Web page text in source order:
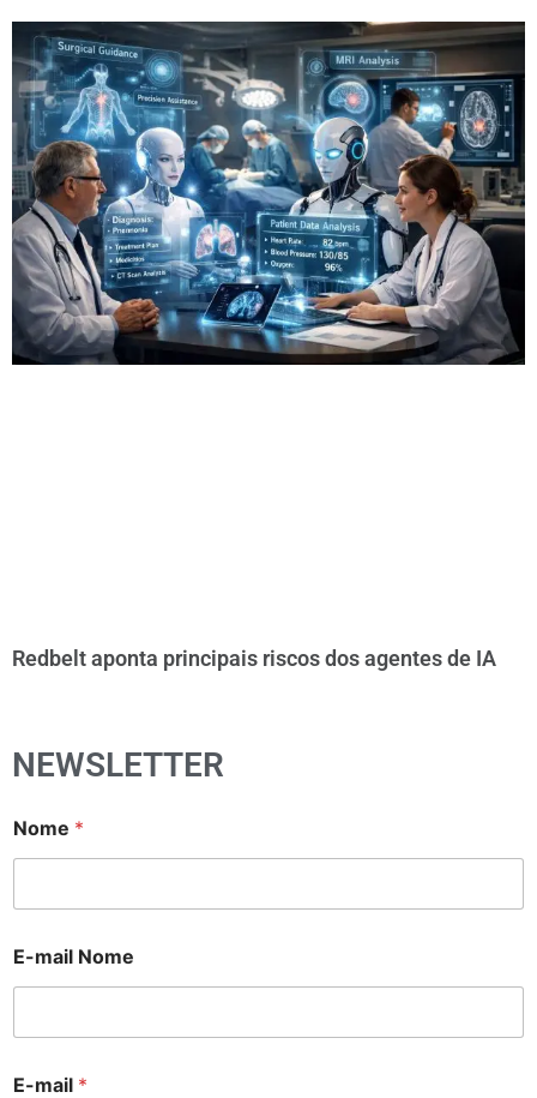
Redbelt aponta principais riscos dos agentes de IA
NEWSLETTER
Nome *
E-mail Nome
E-mail *